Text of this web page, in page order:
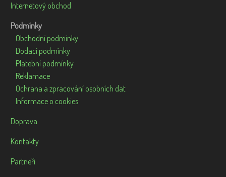
Internetový obchod
Podmínky
Obchodní podmínky
Dodací podmínky
Platební podmínky
Reklamace
Ochrana a zpracování osobních dat
Informace o cookies
Doprava
Kontakty
Partneři